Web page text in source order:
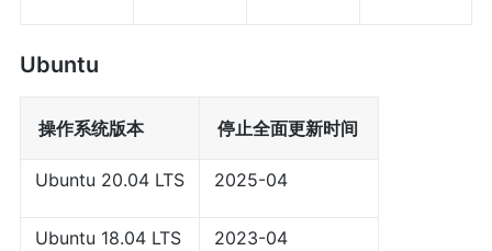
Ubuntu
操作系统版本 停止全面更新时间
Ubuntu 20.04 LTS 2025-04
Ubuntu 18.04 LTS 2023-04